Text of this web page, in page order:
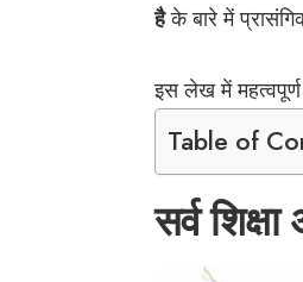
हैके बारे में
इस लेख में
Table of
सर्व